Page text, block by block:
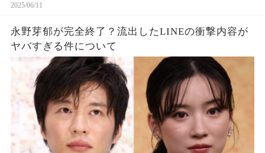
2025/06/11
永野芽郁が完全終了？流出したLINEの衝撃内容が
ヤバすぎる件について